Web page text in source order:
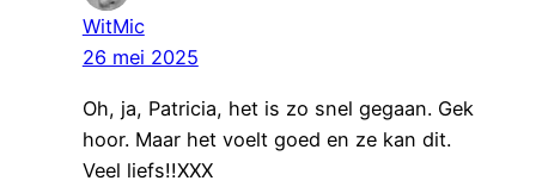
WitMic
26 mei 2025
Oh, ja, Patricia, het is zo snel gegaan. Gek
hoor. Maar het voelt goed en ze kan dit.
Veel liefs!!XXX